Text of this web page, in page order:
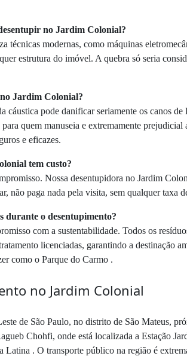
no Jardim Colonial?
técnicas modernas, como máquinas
estrutura do imóvel. A quebra só seria
Jardim Colonial?
cáustica pode danificar seriamente os canos
quem manuseia e extremamente
e eficazes.
tem custo?
Nossa desentupidora no Jardim
não paga nada pela visita, sem qualquer taxa
durante o desentupimento?
com a sustentabilidade. Todos os
licenciadas, garantindo a destinação
como o Parque do Carmo .
no Jardim Colonial
de São Paulo, no distrito de São Mateus,
Chohfi, onde está localizada a Estação
. O transporte público na região é